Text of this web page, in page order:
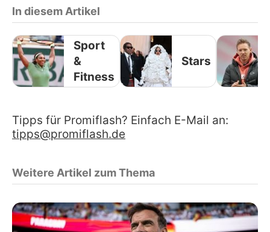
In diesem Artikel
Sport
&
Fitness
Stars
Tipps für Promiflash? Einfach E-Mail an:
tipps@promiflash.de
Weitere Artikel zum Thema